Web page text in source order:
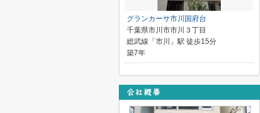
グランカーサ市川国府台
千葉県市川市市川３丁目
総武線「市川」駅 徒歩15分
築7年